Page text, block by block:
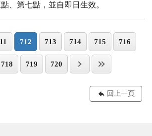
、第七點，並自即日生效。
712 713 714 715 716
718 719 720
回上一頁